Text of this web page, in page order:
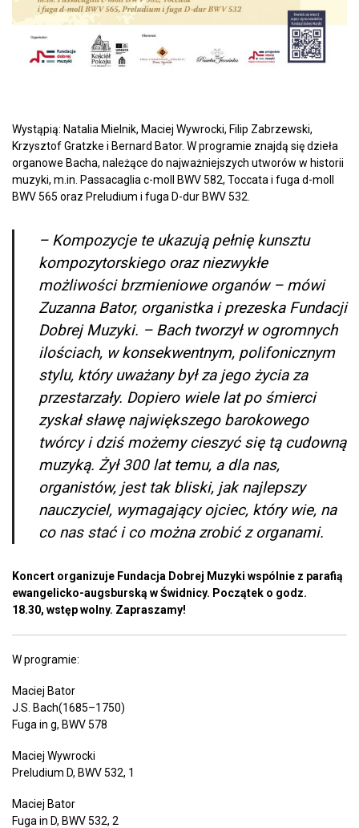
Wystąpią: Natalia Mielnik, Maciej Wywrocki, Filip Zabrzewski,
Krzysztof Gratzke i Bernard Bator. W programie znajdą się dzieła
organowe Bacha, należące do najważniejszych utworów w historii
muzyki, m.in. Passacaglia c-moll BWV 582, Toccata i fuga d-moll
BWV 565 oraz Preludium i fuga D-dur BWV 532.
– Kompozycje te ukazują pełnię kunsztu
kompozytorskiego oraz niezwykłe
możliwości brzmieniowe organów – mówi
Zuzanna Bator, organistka i prezeska Fundacji
Dobrej Muzyki. – Bach tworzył w ogromnych
ilościach, w konsekwentnym, polifonicznym
stylu, który uważany był za jego życia za
przestarzały. Dopiero wiele lat po śmierci
zyskał sławę największego barokowego
twórcy i dziś możemy cieszyć się tą cudowną
muzyką. Żył 300 lat temu, a dla nas,
organistów, jest tak bliski, jak najlepszy
nauczyciel, wymagający ojciec, który wie, na
co nas stać i co można zrobić z organami.
Koncert organizuje Fundacja Dobrej Muzyki wspólnie z parafią
ewangelicko-augsburską w Świdnicy. Początek o godz.
18.30, wstęp wolny. Zapraszamy!
W programie:
Maciej Bator
J.S. Bach(1685–1750)
Fuga in g, BWV 578
Maciej Wywrocki
Preludium D, BWV 532, 1
Maciej Bator
Fuga in D, BWV 532, 2